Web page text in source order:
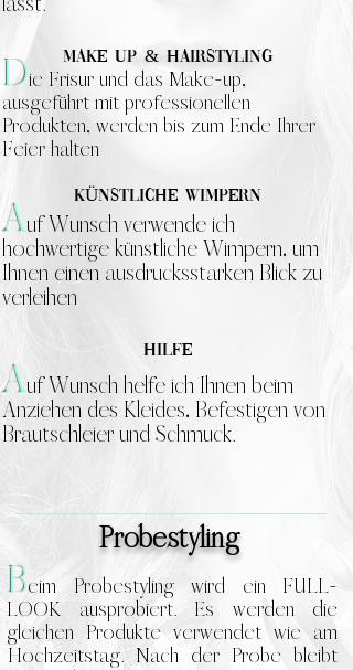
Make Up & Hairstyling
Die Frisur und das Make-up,
ausgeführt mit professionellen
Produkten, werden bis zum Ende Ihrer
Feier halten
KÜnstliche Wimpern
Auf Wunsch verwende ich
hochwertige künstliche Wimpern, um
Ihnen einen ausdrucksstarken Blick zu
verleihen
Hilfe
Auf Wunsch helfe ich Ihnen beim
Anziehen des Kleides, Befestigen von
Brautschleier und Schmuck.
Probestyling
Beim Probestyling wird ein FULL-
LOOK ausprobiert. Es werden die
gleichen Produkte verwendet wie am
Hochzeitstag. Nach der Probe bleibt